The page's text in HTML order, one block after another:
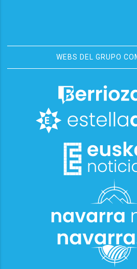
WEBS DEL GRUPO